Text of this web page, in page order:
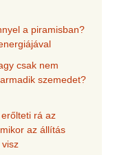
a piramisban?
csak nem
szemedet?
rá az
az állítás